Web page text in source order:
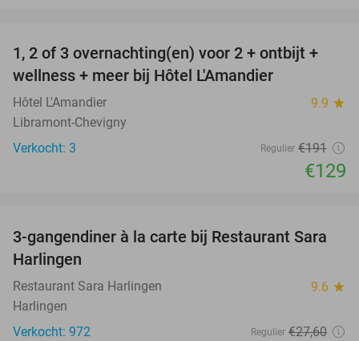
32%
TODAY
1, 2 of 3 overnachting(en) voor 2 + ontbijt +
wellness + meer bij Hôtel L'Amandier
Hôtel L'Amandier 9.9 star
Libramont-Chevigny
Verkocht: 3
Regulier €191
€129
29%
3-gangendiner à la carte bij Restaurant Sara
Harlingen
Restaurant Sara Harlingen 9.6 star
Harlingen
Verkocht: 972
Regulier €27,60